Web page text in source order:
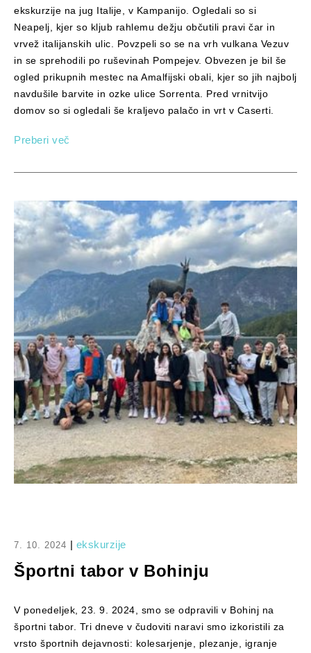
ekskurzije na jug Italije, v Kampanijo. Ogledali so si
Neapelj, kjer so kljub rahlemu dežju občutili pravi čar in
vrvež italijanskih ulic. Povzpeli so se na vrh vulkana Vezuv
in se sprehodili po ruševinah Pompejev. Obvezen je bil še
ogled prikupnih mestec na Amalfijski obali, kjer so jih najbolj
navdušile barvite in ozke ulice Sorrenta. Pred vrnitvijo
domov so si ogledali še kraljevo palačo in vrt v Caserti.
Preberi več
7. 10. 2024 | ekskurzije
Športni tabor v Bohinju
V ponedeljek, 23. 9. 2024, smo se odpravili v Bohinj na
športni tabor. Tri dneve v čudoviti naravi smo izkoristili za
vrsto športnih dejavnosti: kolesarjenje, plezanje, igranje